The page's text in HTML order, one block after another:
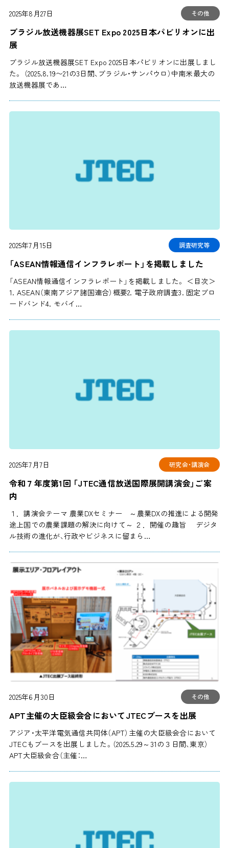
2025年8月27日 その他
ブラジル放送機器展SET Expo 2025日本パビリオンに出
展
ブラジル放送機器展SET Expo 2025日本パビリオンに出展しまし
た。 （2025.8.19〜21の3日間、ブラジル・サンパウロ）中南米最大の
放送機器展であ…
2025年7月15日 調査研究等
「ASEAN情報通信インフラレポート」を掲載しました
「ASEAN情報通信インフラレポート」を掲載しました。 ＜目次＞
1. ASEAN（東南アジア諸国連合）概要2. 電子政府調査3. 固定ブロ
ードバンド4. モバイ…
2025年7月7日 研究会・講演会
令和７年度第1回 「JTEC通信放送国際展開講演会」ご案
内
１．講演会テーマ 農業DXセミナー ～農業DXの推進による開発
途上国での農業課題の解決に向けて～ ２．開催の趣旨 デジタ
ル技術の進化が、行政やビジネスに留まら…
2025年6月30日 その他
APT主催の大臣級会合においてJTECブースを出展
アジア・太平洋電気通信共同体（APT）主催の大臣級会合において
JTECもブースを出展しました。（2025.5.29～31の３日間、東京）
APT大臣級会合（主催：…